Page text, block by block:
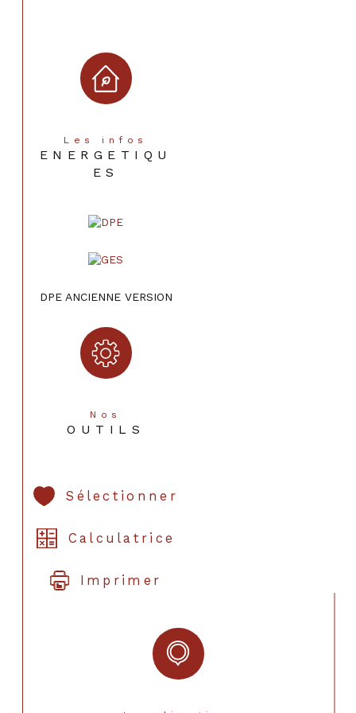
Les infos
ENERGETIQU
ES
DPE ANCIENNE VERSION
Nos
OUTILS
Sélectionner
Calculatrice
Imprimer